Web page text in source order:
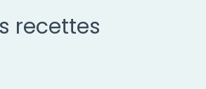
recettes